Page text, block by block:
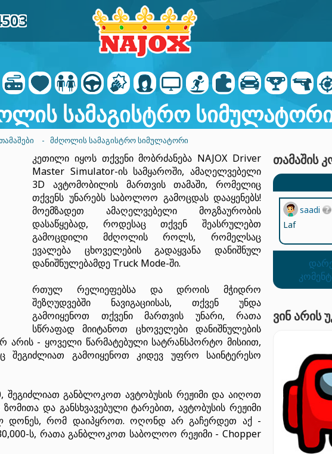
სამაგისტრო
- ᲛᲫᲦᲝᲚᲘᲡ ᲡᲐᲛᲐᲒᲘᲡᲢᲠᲝ ᲡᲘᲛᲣᲚᲐᲢᲝᲠᲘ
კეთილი იყოს თქვენი მობრძანება NAJOX Driver
Master Simulator-ის სამყაროში, ამაღელვებელი
3D ავტომობილის მართვის თამაში, რომელიც
თქვენს უნარებს საბოლოო გამოცდას დააყენებს!
მოემზადეთ ამაღელვებელი მოგზაურობის
დასაწყებად, როდესაც თქვენ შეასრულებთ
გამოცდილი მძღოლის როლს, რომელსაც
ევალება ცხოველების გადაყვანა დანიშნულ
დანიშნულებამდე Truck Mode-ში.
რთულ რელიეფებსა და დროის მჭიდრო
შეზღუდვებში ნავიგაციისას, თქვენ უნდა
გამოიყენოთ თქვენი მართვის უნარი, რათა
სწრაფად მიიტანოთ ცხოველები დანიშნულების
არის - ყოველი წარმატებული სატრანსპორტო მისიით,
შეგიძლიათ გამოიყენოთ კიდევ უფრო საინტერესო
შეგიძლიათ განბლოკოთ ავტობუსის რეჟიმი და აიღოთ
და განსხვავებული ტარებით, ავტობუსის რეჟიმი
დონეს, რომ დაიპყროთ. ოღონდ არ გაჩერდეთ აქ -
ს, რათა განბლოკოთ საბოლოო რეჟიმი - Chopper
ᲗᲐᲛᲐᲨᲘᲡ
saadi
Laf
ᲕᲘᲜ ᲐᲠᲘᲡ